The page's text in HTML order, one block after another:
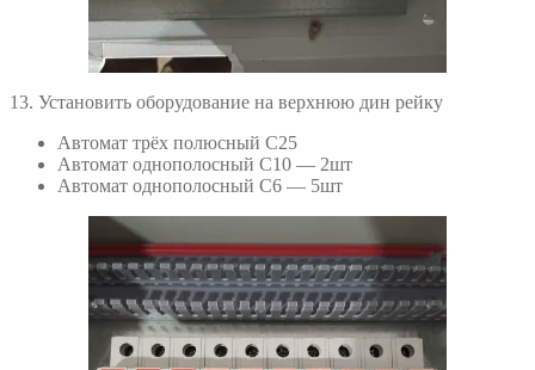
13. Установить оборудование на верхнюю дин рейку
Автомат трёх полюсный С25
Автомат однополосный С10 — 2шт
Автомат однополосный С6 — 5шт